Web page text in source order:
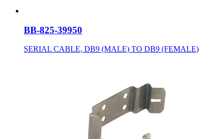
BB-825-39950
SERIAL CABLE, DB9 (MALE) TO DB9 (FEMALE)